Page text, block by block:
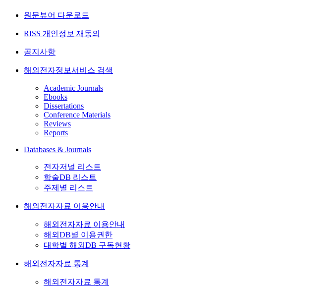
원문뷰어 다운로드
RISS 개인정보 재동의
공지사항
해외전자정보서비스 검색
Academic Journals
Ebooks
Dissertations
Conference Materials
Reviews
Reports
Databases & Journals
전자저널 리스트
학술DB 리스트
주제별 리스트
해외전자자료 이용안내
해외전자자료 이용안내
해외DB별 이용권한
대학별 해외DB 구독현황
해외전자자료 통계
해외전자자료 통계